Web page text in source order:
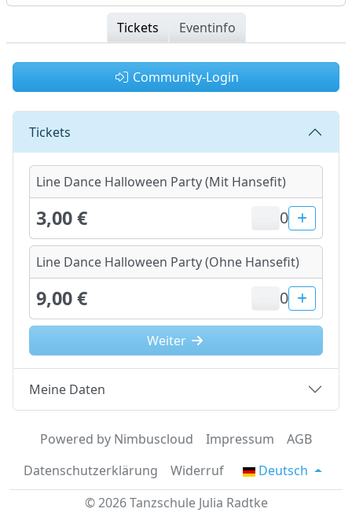
Tickets Eventinfo
Community-Login
Tickets
Line Dance Halloween Party (Mit Hansefit)
3,00 € 0
Line Dance Halloween Party (Ohne Hansefit)
9,00 € 0
Weiter
Meine Daten
Powered by Nimbuscloud Impressum
AGB
Datenschutzerklärung
Widerruf
Deutsch
© 2026 Tanzschule Julia Radtke